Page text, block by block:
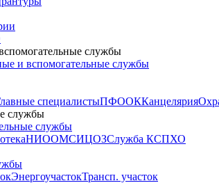
службы
и вспомогательные службы
специалистыПФООККанцелярия
службы
службы
НИООМСИЦОЗСлужба КСПХО
ЭнергоучастокТрансп. участок